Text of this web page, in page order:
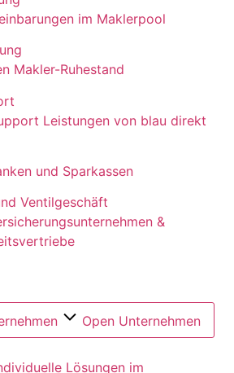
im Maklerpool
Makler-Ruhestand
Leistungen von blau direkt
und Sparkassen
Ventilgeschäft
&
Open Unternehmen
Lösungen im